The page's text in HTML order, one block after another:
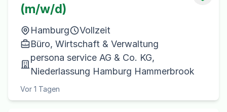
(m/w/d)
Hamburg
Vollzeit
Büro, Wirtschaft & Verwaltung
persona service AG & Co. KG,
Niederlassung Hamburg Hammerbrook
Vor 1 Tagen